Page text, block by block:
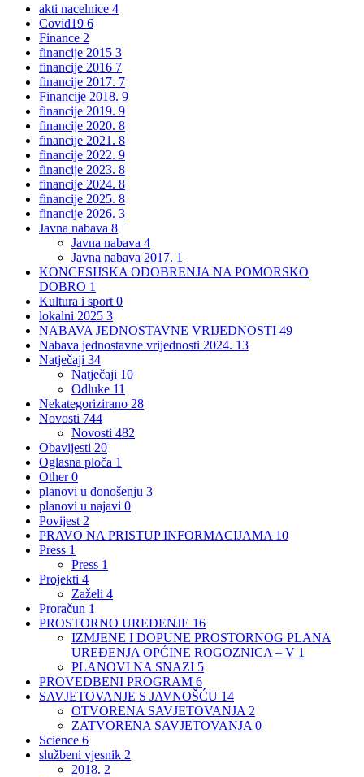
akti nacelnice 4
Covid19 6
Finance 2
financije 2015 3
financije 2016 7
financije 2017. 7
Financije 2018. 9
financije 2019. 9
financije 2020. 8
financije 2021. 8
financije 2022. 9
financije 2023. 8
financije 2024. 8
financije 2025. 8
financije 2026. 3
Javna nabava 8
Javna nabava 4
Javna nabava 2017. 1
KONCESIJSKA ODOBRENJA NA POMORSKO
DOBRO 1
Kultura i sport 0
lokalni 2025 3
NABAVA JEDNOSTAVNE VRIJEDNOSTI 49
Nabava jednostavne vrijednosti 2024. 13
Natječaji 34
Natječaji 10
Odluke 11
Nekategorizirano 28
Novosti 744
Novosti 482
Obavijesti 20
Oglasna ploča 1
Other 0
planovi u donošenju 3
planovi u najavi 0
Povijest 2
PRAVO NA PRISTUP INFORMACIJAMA 10
Press 1
Press 1
Projekti 4
Zaželi 4
Proračun 1
PROSTORNO UREĐENJE 16
IZMJENE I DOPUNE PROSTORNOG PLANA
UREĐENJA OPĆINE ROGOZNICA – V 1
PLANOVI NA SNAZI 5
PROVEDBENI PROGRAM 6
SAVJETOVANJE S JAVNOŠĆU 14
OTVORENA SAVJETOVANJA 2
ZATVORENA SAVJETOVANJA 0
Science 6
službeni vjesnik 2
2018. 2